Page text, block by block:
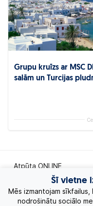
Grupu kruīzs ar MSC
salām un Turcijas
Atpūta ONLINE
Ekskursiju ceļojumi
Šī vietne
Mēs izmantojam
nodrošinātu sociālo